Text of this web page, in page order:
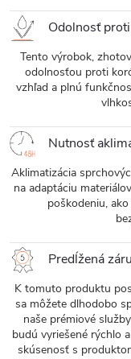
Odolnosť
Tento výrobok,
odolnosťou proti
vzhľad a plnú
Nutnosť
Aklimatizácia
na adaptáciu
poškodeniu,
Predĺžená
K tomuto produktu
sa môžete dlhodobo
naše prémiové
budú vyriešené rýchlo
skúsenosť s